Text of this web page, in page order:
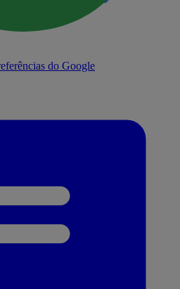
do Google